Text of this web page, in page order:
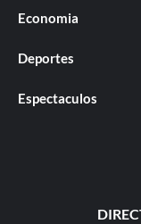
Economia
Deportes
Espectaculos